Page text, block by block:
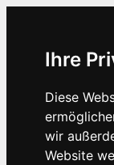
Ihre
Diese
wir
Website